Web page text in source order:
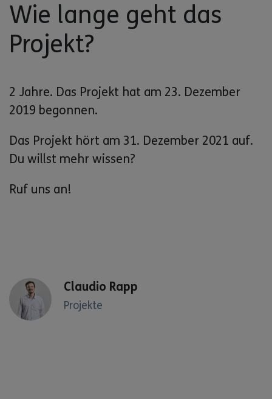
Wie lange geht das
Projekt?
2 Jahre. Das Projekt hat am 23. Dezember
2019 begonnen.
Das Projekt hört am 31. Dezember 2021 auf.
Du willst mehr wissen?
Ruf uns an!
Claudio Rapp
Projekte